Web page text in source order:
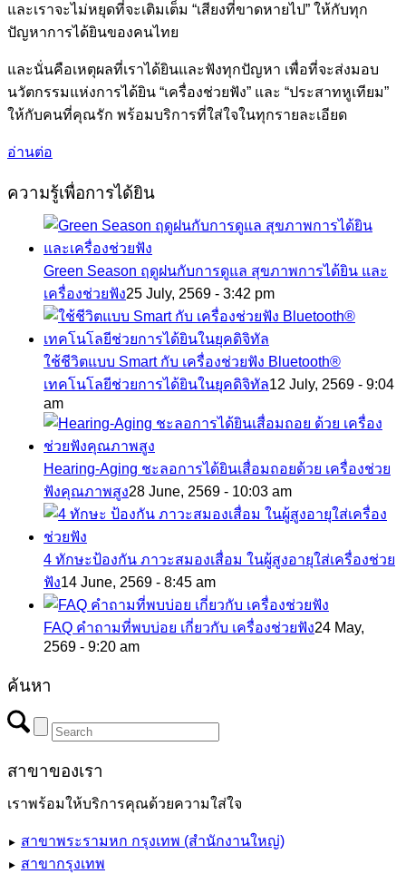
และเราจะไม่หยุดที่จะเติมเต็ม “เสียงที่ขาดหายไป” ให้กับทุก
ปัญหาการได้ยินของคนไทย
และนั่นคือเหตุผลที่เราได้ยินและฟังทุกปัญหา เพื่อที่จะส่งมอบ
นวัตกรรมแห่งการได้ยิน “เครื่องช่วยฟัง” และ “ประสาทหูเทียม”
ให้กับคนที่คุณรัก พร้อมบริการที่ใส่ใจในทุกรายละเอียด
อ่านต่อ
ความรู้เพื่อการได้ยิน
Green Season ฤดูฝนกับการดูแล สุขภาพการได้ยิน และ
เครื่องช่วยฟัง25 July, 2569 - 3:42 pm
ใช้ชีวิตแบบ Smart กับ เครื่องช่วยฟัง Bluetooth®
เทคโนโลยีช่วยการได้ยินในยุคดิจิทัล12 July, 2569 - 9:04
am
Hearing-Aging ชะลอการได้ยินเสื่อมถอยด้วย เครื่องช่วย
ฟังคุณภาพสูง28 June, 2569 - 10:03 am
4 ทักษะป้องกัน ภาวะสมองเสื่อม ในผู้สูงอายุใส่เครื่องช่วย
ฟัง14 June, 2569 - 8:45 am
FAQ คำถามที่พบบ่อย เกี่ยวกับ เครื่องช่วยฟัง24 May,
2569 - 9:20 am
ค้นหา
สาขาของเรา
เราพร้อมให้บริการคุณด้วยความใส่ใจ
► สาขาพระรามหก กรุงเทพ (สำนักงานใหญ่)
► สาขากรุงเทพ